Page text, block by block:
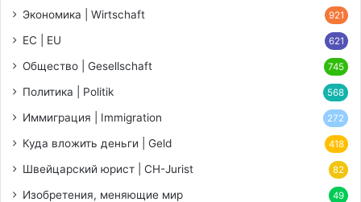
Экономика | Wirtschaft 921
ЕС | EU 621
Общество | Gesellschaft 745
Политика | Politik 568
Иммиграция | Immigration 272
Куда вложить деньги | Geld 418
Швейцарский юрист | CH-Jurist 82
Изобретения, меняющие мир 49